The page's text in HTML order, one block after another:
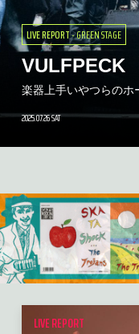
うか…」と
った。でも
ね。やっと
ク」が戻っ
2025.08.08 FRI
LIVE REPORT- GREEN STAGE
VAMPIRE
軽快に締め括ったヘッ
2025.07.27 SUN
LIVE REPORT- GREEN STAGE
VULFPECK
楽器上手いやつらのホ
2025.07.26 SAT
LIVE REPORT- GREEN STAGE
FRED
そして僕らはここにい
2025.07.25 FRI
LIVE REPORT- WHITE STAGE
HAIM
LIVE FREE LIKE HAIM
2025.07.27 SUN
LIVE REPORT- WHITE STAGE
Suchmos
おかえりなさい。木々
2025.07.25 FRI
LIVE REPORT- WHITE STAGE
おとぼけビ〜
時を経て突きつけられ
2025.07.25 FRI
LIVE REPORT- GYPSY AVALON
アトミック
どれほど先は長くとも
2025.07.26 SAT
LIVE REPORT- WHITE STAGE
FERMIN
バスクの闘士、最後の
2025.07.26 SAT
MORE FUN- PEOPLE
#PEOPLE
2025.07.28 SUN
MORE FUN- FES GOHAN
#フェスごは
2025.07.28 SUN
MORE FUN- AREA REPORT
#初めてのフ
2025.07.24 THU
おかえりフ
催宣言「一
しまうんじ
当たり前じゃない「お
2025.07.24 THU
MORE FUN- AREA REPORT
【速報】フ
決定！
日程は7月24日、25日
2025.07.27 SUN
LIVE REPORT